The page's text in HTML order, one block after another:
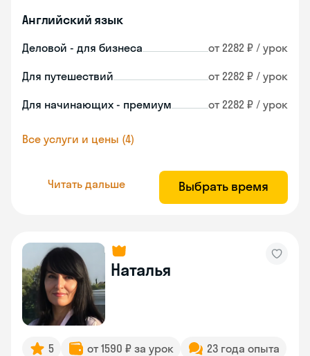
Английский язык
Деловой - для бизнеса от 2282 ₽ / урок
Для путешествий от 2282 ₽ / урок
Для начинающих - премиум от 2282 ₽ / урок
Все услуги и цены (4)
Читать дальше Выбрать время
Наталья
5 от 1590 ₽ за урок 23 года опыта